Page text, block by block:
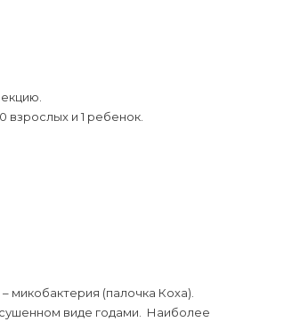
взрослых и 1 ребенок.
микобактерия (палочка Коха).
виде годами. Наиболее